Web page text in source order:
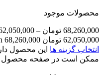
محصولات موجود
68,260,000 تومان –
62,050,000 تومان through 68,260,000 تومان
انتخاب گزینه ها این محصول
ممکن است در صفحه محصول